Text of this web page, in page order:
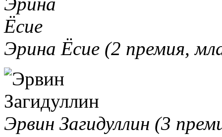
Эрина Ёсие (2 премия,
Эрвин Загидуллин (3